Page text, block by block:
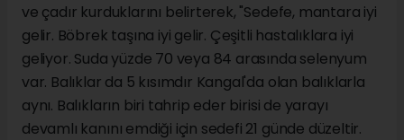
ve çadır kurduklarını belirterek, "Sedefe, mantara iyi
gelir. Böbrek taşına iyi gelir. Çeşitli hastalıklara iyi
geliyor. Suda yüzde 70 veya 84 arasında selenyum
var. Balıklar da 5 kısımdır Kangal'da olan balıklarla
aynı. Balıkların biri tahrip eder birisi de yarayı
devamlı kanını emdiği için sedefi 21 günde düzeltir.